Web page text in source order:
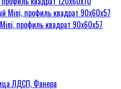
профиль квадрат 90х60х57